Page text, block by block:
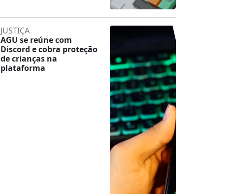
JUSTIÇA
AGU se reúne com
Discord e cobra proteção
de crianças na
plataforma